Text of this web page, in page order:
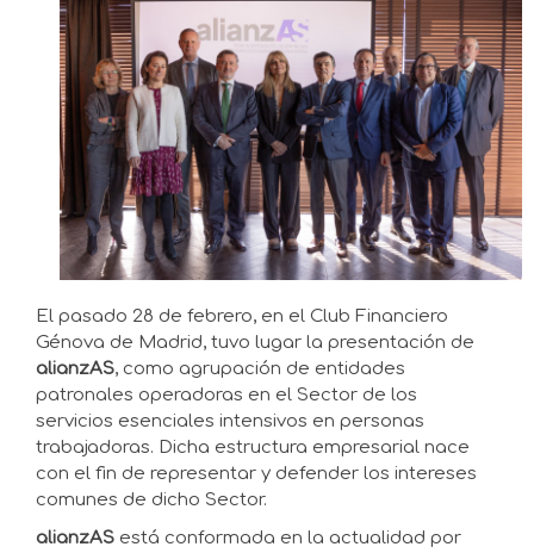
El pasado 28 de febrero, en el Club Financiero
Génova de Madrid, tuvo lugar la presentación de
alianzAS, como agrupación de entidades
patronales operadoras en el Sector de los
servicios esenciales intensivos en personas
trabajadoras. Dicha estructura empresarial nace
con el fin de representar y defender los intereses
comunes de dicho Sector.
alianzAS está conformada en la actualidad por